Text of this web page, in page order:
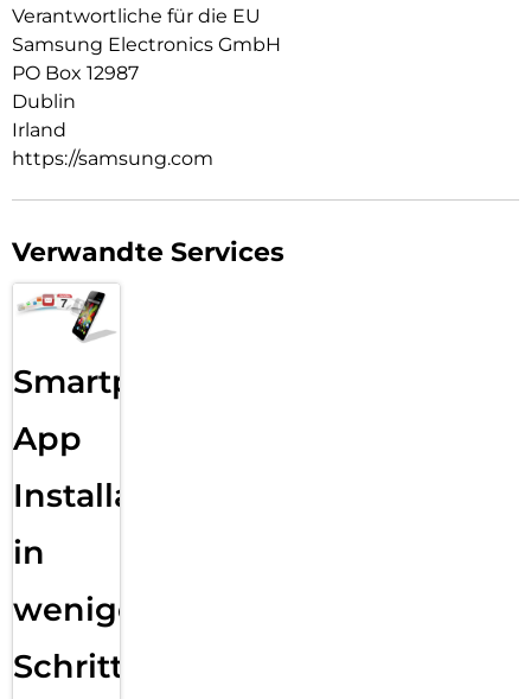
Verantwortliche für die EU
Samsung Electronics GmbH
PO Box 12987
Dublin
Irland
https://samsung.com
Verwandte Services
Smartphone
App
Installation
in
wenigen
Schritten